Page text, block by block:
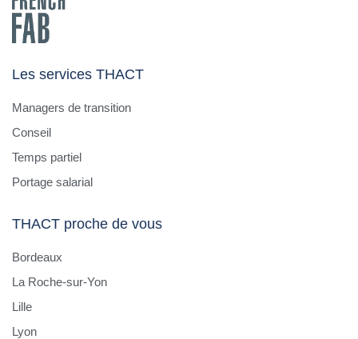
Les services THACT
Managers de transition
Conseil
Temps partiel
Portage salarial
THACT proche de vous
Bordeaux
La Roche-sur-Yon
Lille
Lyon